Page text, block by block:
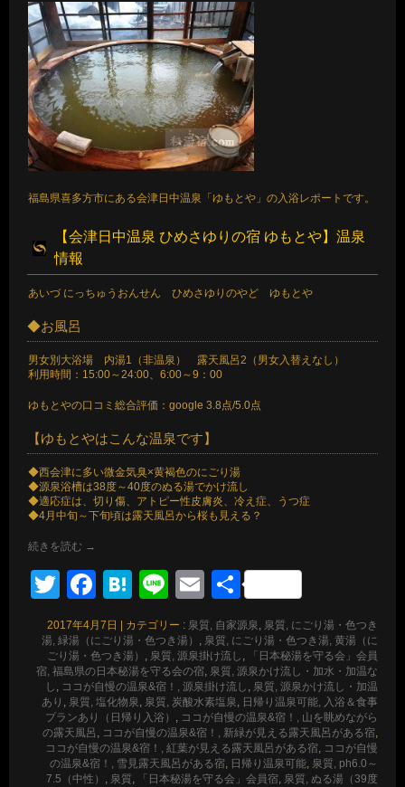
福島県喜多方市にある会津日中温泉「ゆもとや」の入浴レポートです。
【会津日中温泉 ひめさゆりの宿 ゆもとや】温泉
情報
あいづ にっちゅうおんせん ひめさゆりのやど ゆもとや
◆お風呂
男女別大浴場 内湯1（非温泉） 露天風呂2（男女入替えなし）
利用時間：15:00～24:00、6:00～9：00
ゆもとやの口コミ総合評価：google 3.8点/5.0点
【ゆもとやはこんな温泉です】
◆西会津に多い微金気臭×黄褐色のにごり湯
◆源泉浴槽は38度～40度のぬる湯でかけ流し
◆適応症は、切り傷、アトピー性皮膚炎、冷え症、うつ症
◆4月中旬～下旬頃は露天風呂から桜も見える？
続きを読む →
TwitterFacebook
Hatena
LineEmail
共
有
2017年4月7日 カテゴリー : 泉質, 自家源泉, 泉質, にごり湯・色つき
湯, 緑湯（にごり湯・色つき湯） , 泉質, にごり湯・色つき湯, 黄湯（に
ごり湯・色つき湯） , 泉質, 源泉掛け流し ,
「日本秘湯を守る会」会員
宿, 福島県の日本秘湯を守る会の宿, 泉質, 源泉かけ流し・加水・加温な
し , ココが自慢の温泉&宿！, 源泉掛け流し , 泉質, 源泉かけ流し・加温
あり , 泉質, 塩化物泉, 泉質, 炭酸水素塩泉, 日帰り温泉可能, 入浴＆食事
プランあり（日帰り入浴） , ココが自慢の温泉&宿！, 山を眺めながら
の露天風呂 , ココが自慢の温泉&宿！, 新緑が見える露天風呂がある宿,
ココが自慢の温泉&宿！, 紅葉が見える露天風呂がある宿, ココが自慢
の温泉&宿！, 雪見露天風呂がある宿, 日帰り温泉可能, 泉質, ph6.0～
7.5（中性） , 泉質, 「日本秘湯を守る会」会員宿, 泉質, ぬる湯（39度